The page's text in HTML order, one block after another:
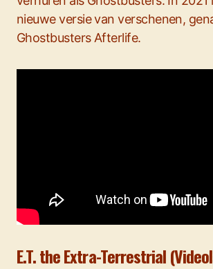
nieuwe versie van verschenen,
Ghostbusters Afterlife.
E.T. the Extra-Terrestrial